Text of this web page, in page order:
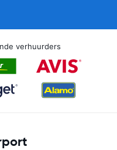
verhuurders